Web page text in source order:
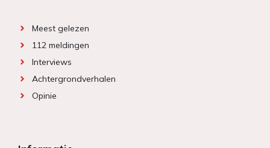
Meest gelezen
112 meldingen
Interviews
Achtergrondverhalen
Opinie